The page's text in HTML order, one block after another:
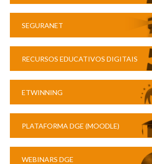
SEGURANET
RECURSOS EDUCATIVOS DIGITAIS
ETWINNING
PLATAFORMA DGE (MOODLE)
WEBINARS DGE